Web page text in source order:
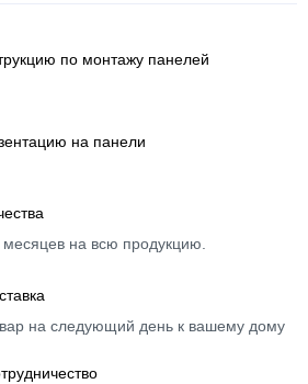
по монтажу панелей
на панели
месяцев на всю продукцию.
на следующий день к вашему дому